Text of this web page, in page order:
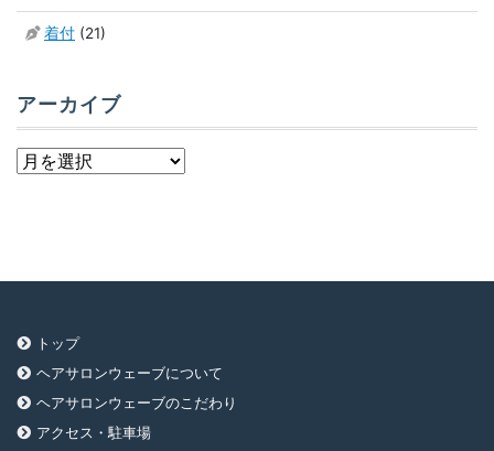
着付 (21)
アーカイブ
ア
トップ
ヘアサロンウェーブについて
ヘアサロンウェーブのこだわり
アクセス・駐車場